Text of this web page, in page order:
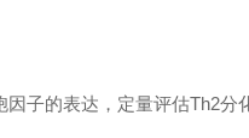
子的表达，定量评估Th2分